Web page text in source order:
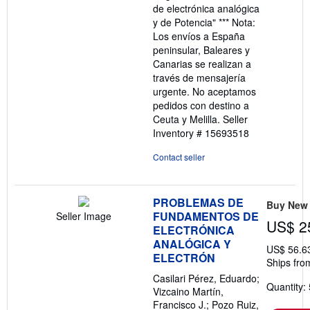
de electrónica analógica
y de Potencia" *** Nota:
Los envíos a España
peninsular, Baleares y
Canarias se realizan a
través de mensajería
urgente. No aceptamos
pedidos con destino a
Ceuta y Melilla. Seller
Inventory # 15693518
Contact seller
Seller Image
PROBLEMAS DE
FUNDAMENTOS DE
ELECTRÓNICA
ANALÓGICA Y
ELECTRÓN
Casilari Pérez, Eduardo;
Vizcaino Martín,
Francisco J.; Pozo Ruiz,
Buy New
US$
US$
Ships
Quantity: